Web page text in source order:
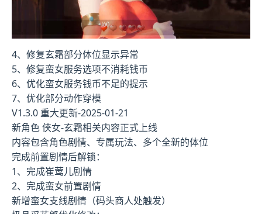
4、修复玄霜部分体位显示异常
5、修复蛮女服务选项不消耗钱币
6、优化蛮女服务钱币不足的提示
7、优化部分动作穿模
V1.3.0 重大更新-2025-01-21
新角色 侠女-玄霜相关内容正式上线
内容包含角色剧情、专属玩法、多个全新的体位
完成前置剧情后解锁：
1、完成崔莺儿剧情
2、完成蛮女前置剧情
新增蛮女支线剧情（码头商人处触发）